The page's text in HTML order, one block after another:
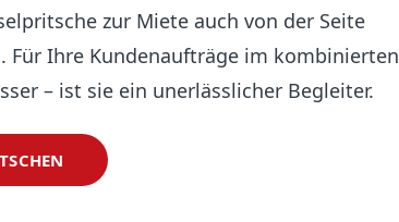
zur Miete auch von der Seite
Für Ihre Kundenaufträge im kombinierten
– ist sie ein unerlässlicher Begleiter.